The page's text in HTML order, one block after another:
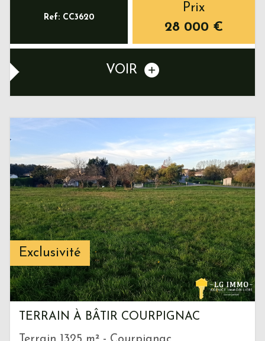
Ref: CC3620
Prix
28 000 €
VOIR
Exclusivité
TERRAIN À BÂTIR COURPIGNAC